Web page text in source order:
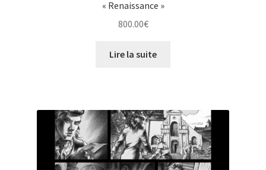
« Renaissance »
800.00€
Lire la suite